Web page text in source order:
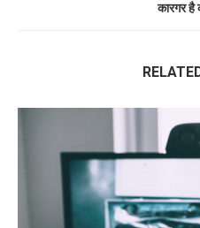
कारगर है